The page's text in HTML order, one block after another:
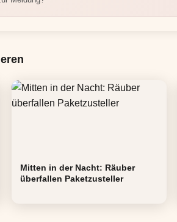
Mitten in der Nacht: Räuber
überfallen Paketzusteller